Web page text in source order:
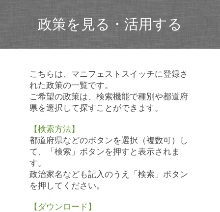
政策を見る・活用する
こちらは、マニフェストスイッチに登録さ
れた政策の一覧です。
ご希望の政策は、検索機能で種別や都道府
県を選択して探すことができます。
【検索方法】
都道府県などのボタンを選択（複数可）し
て、「検索」ボタンを押すと表示されま
す。
政治家名なども記入のうえ「検索」ボタン
を押してください。
【ダウンロード】